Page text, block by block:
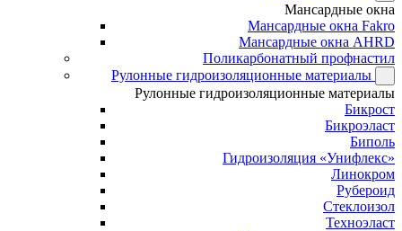
Мансардные окна
Мансардные окна Fakro
Мансардные окна AHRD
Поликарбонатный профнастил
Рулонные гидроизоляционные материалы
Рулонные гидроизоляционные материалы
Бикрост
Бикроэласт
Биполь
Гидроизоляция «Унифлекс»
Линокром
Рубероид
Стеклоизол
Техноэласт